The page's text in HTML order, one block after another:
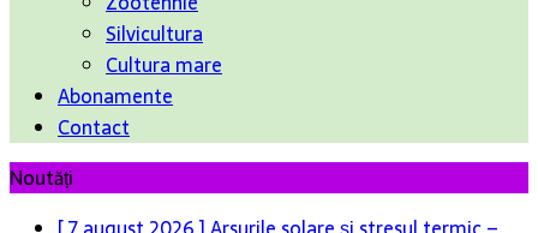
Silvicultura
Cultura mare
Abonamente
Contact
Noutăți